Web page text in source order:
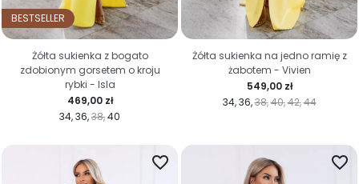
BESTSELLER
34 36 38 40
Cena
469,00 zł
Żółta sukienka z bogato
zdobionym gorsetem o kroju
rybki - Isla
34 36 38 40 42 44
Cena
549,00 zł
Żółta sukienka na jedno ramię z
żabotem - Vivien
favorite_border favorite_border